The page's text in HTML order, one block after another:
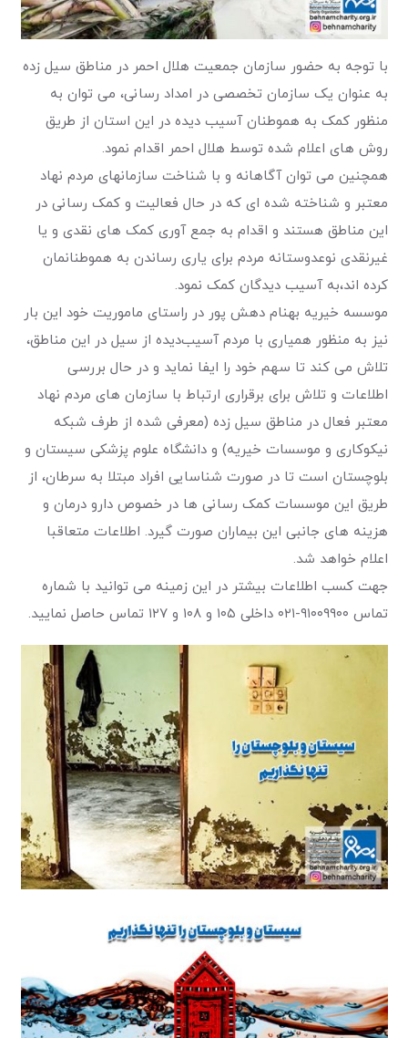
با توجه به حضور سازمان جمعیت هلال احمر در مناطق سیل زده
به عنوان یک سازمان تخصصی در امداد رسانی، می توان به
منظور کمک به هموطنان آسیب دیده در این استان از طریق
روش های اعلام شده توسط هلال احمر اقدام نمود.
همچنین می توان آگاهانه و با شناخت سازمانهای مردم نهاد
معتبر و شناخته شده ای که در حال فعالیت و کمک رسانی در
این مناطق هستند و اقدام به جمع آوری کمک های نقدی و یا
غیرنقدی نوعدوستانه مردم برای یاری رساندن به هموطنانمان
کرده اند،به آسیب دیدگان کمک نمود.
موسسه خیریه بهنام دهش پور در راستای ماموریت خود این بار
نیز به منظور همیاری با مردم آسیب‌دیده از سیل در این مناطق،
تلاش می کند تا سهم خود را ایفا نماید و در حال بررسی
اطلاعات و تلاش برای برقراری ارتباط با سازمان های مردم نهاد
معتبر فعال در مناطق سیل زده (معرفی شده از طرف شبکه
نیکوکاری و موسسات خیریه) و دانشگاه علوم پزشکی سیستان و
بلوچستان است تا در صورت شناسایی افراد مبتلا به سرطان، از
طریق این موسسات کمک رسانی ها در خصوص دارو درمان و
هزینه های جانبی این بیماران صورت گیرد. اطلاعات متعاقبا
اعلام خواهد شد.
جهت کسب اطلاعات بیشتر در این زمینه می توانید با شماره
تماس ۹۱۰۰۹۹۰۰-۰۲۱ داخلی ۱۰۵ و ۱۰۸ و ۱۲۷ تماس حاصل نمایید.